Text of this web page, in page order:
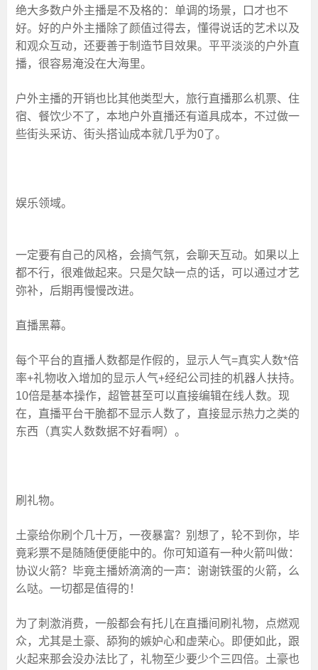
绝大多数户外主播是不及格的：单调的场景，口才也不
好。好的户外主播除了颜值过得去，懂得说话的艺术以及
和观众互动，还要善于制造节目效果。平平淡淡的户外直
播，很容易淹没在大海里。
户外主播的开销也比其他类型大，旅行直播那么机票、住
宿、餐饮少不了，本地户外直播还有道具成本，不过做一
些街头采访、街头搭讪成本就几乎为0了。
娱乐领域。
一定要有自己的风格，会搞气氛，会聊天互动。如果以上
都不行，很难做起来。只是欠缺一点的话，可以通过才艺
弥补，后期再慢慢改进。
直播黑幕。
每个平台的直播人数都是作假的，显示人气=真实人数*倍
率+礼物收入增加的显示人气+经纪公司挂的机器人扶持。
10倍是基本操作，超管甚至可以直接编辑在线人数。现
在，直播平台干脆都不显示人数了，直接显示热力之类的
东西（真实人数数据不好看啊）。
刷礼物。
土豪给你刷个几十万，一夜暴富？别想了，轮不到你，毕
竟彩票不是随随便便能中的。你可知道有一种火箭叫做：
协议火箭？毕竟主播娇滴滴的一声：谢谢铁蛋的火箭，么
么哒。一切都是值得的！
为了刺激消费，一般都会有托儿在直播间刷礼物，点燃观
众，尤其是土豪、舔狗的嫉妒心和虚荣心。即便如此，跟
火起来那会没办法比了，礼物至少要少个三四倍。土豪也